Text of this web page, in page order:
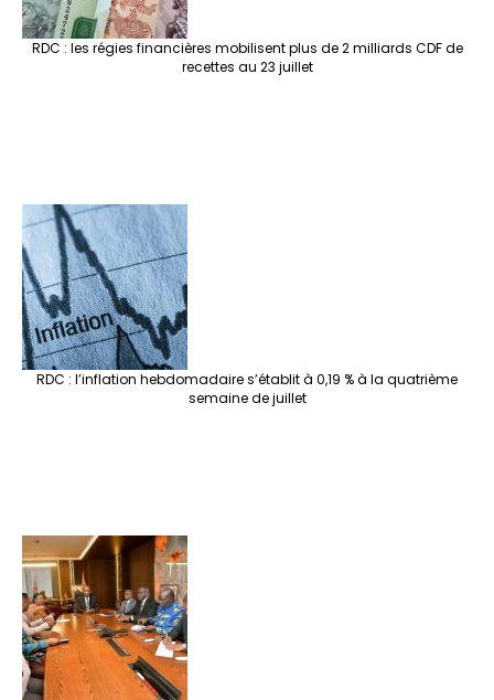
RDC : les régies financières mobilisent plus de 2 milliards CDF de
recettes au 23 juillet
RDC : l’inflation hebdomadaire s’établit à 0,19 % à la quatrième
semaine de juillet